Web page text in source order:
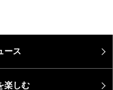
ース
楽しむ